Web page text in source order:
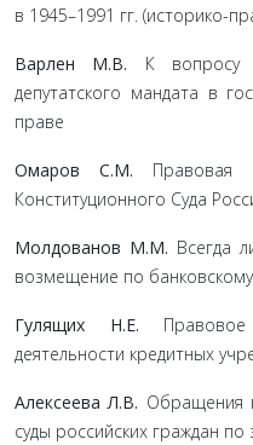
в 1945–1991 гг. (историко-
Варлен М.В. К вопросу
депутатского мандата в
праве
Омаров С.М. Правовая
Конституционного Суда
Молдованов М.М. Всегда
возмещение по банковскому
Гулящих Н.Е.
деятельности кредитных
Алексеева Л.В. Обращения
суды российских граждан